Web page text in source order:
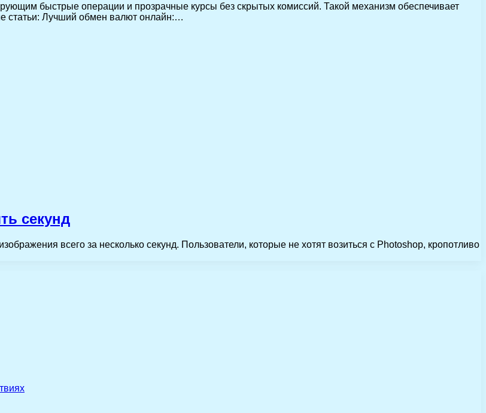
быстрые операции и прозрачные курсы без скрытых комиссий. Такой механизм обеспечивает
статьи: Лучший обмен валют онлайн:…
секунд
всего за несколько секунд. Пользователи, которые не хотят возиться с Photoshop, кропотливо